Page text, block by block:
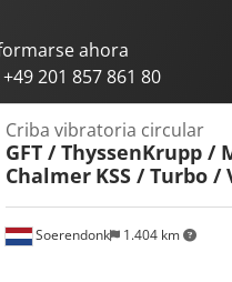
ahora
+49 201 857 861 80
Soerendonk 1.404 km
Criba vibratoria circular
GFT / ThyssenKrupp /
Chalmer KSS / Turbo /